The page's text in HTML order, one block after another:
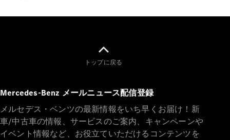
トップに戻る
Mercedes-Benz メールニュース配信登録
メルセデス・ベンツの最新情報をいち早くお届け！新
車/中古車の情報、サービスのご案内、キャンペーンや
イベント情報など、お役立ていただけるコンテンツを